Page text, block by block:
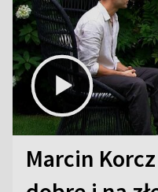
Marcin